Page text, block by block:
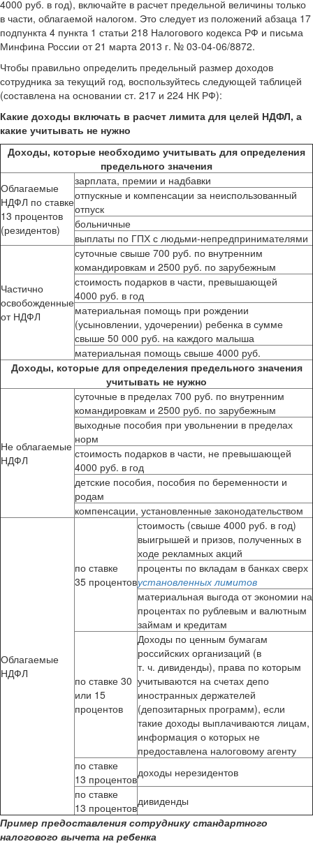
4000 руб. в год), включайте в расчет предельной величины только
в части, облагаемой налогом. Это следует из положений абзаца 17
подпункта 4 пункта 1 статьи 218 Налогового кодекса РФ и письма
Минфина России от 21 марта 2013 г. № 03-04-06/8872.
Чтобы правильно определить предельный размер доходов
сотрудника за текущий год, воспользуйтесь следующей таблицей
(составлена на основании ст. 217 и 224 НК РФ):
Какие доходы включать в расчет лимита для целей НДФЛ, а
какие учитывать не нужно
Доходы, которые необходимо учитывать для определения
предельного значения
Облагаемые
НДФЛ по ставке
13 процентов
(резидентов)
зарплата, премии и надбавки
отпускные и компенсации за неиспользованный
отпуск
больничные
выплаты по ГПХ с людьми-непредпринимателями
Частично
освобожденные
от НДФЛ
суточные свыше 700 руб. по внутренним
командировкам и 2500 руб. по зарубежным
стоимость подарков в части, превышающей
4000 руб. в год
материальная помощь при рождении
(усыновлении, удочерении) ребенка в сумме
свыше 50 000 руб. на каждого малыша
материальная помощь свыше 4000 руб.
Доходы, которые для определения предельного значения
учитывать не нужно
Не облагаемые
НДФЛ
суточные в пределах 700 руб. по внутренним
командировкам и 2500 руб. по зарубежным
выходные пособия при увольнении в пределах
норм
стоимость подарков в части, не превышающей
4000 руб. в год
детские пособия, пособия по беременности и
родам
компенсации, установленные законодательством
Облагаемые
НДФЛ
по ставке
35 процентов
стоимость (свыше 4000 руб. в год)
выигрышей и призов, полученных в
ходе рекламных акций
проценты по вкладам в банках сверх
установленных лимитов
материальная выгода от экономии на
процентах по рублевым и валютным
займам и кредитам
по ставке 30
или 15
процентов
Доходы по ценным бумагам
российских организаций (в
т. ч. дивиденды), права по которым
учитываются на счетах депо
иностранных держателей
(депозитарных программ), если
такие доходы выплачиваются лицам,
информация о которых не
предоставлена налоговому агенту
доходы нерезидентов
по ставке
13 процентов
по ставке
13 процентовдивиденды
Пример предоставления сотруднику стандартного
налогового вычета на ребенка